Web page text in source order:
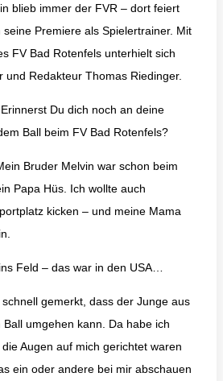
blieb immer der FVR – dort feiert
Premiere als Spielertrainer. Mit
FV Bad Rotenfels unterhielt sich
und Redakteur Thomas Riedinger.
Erinnerst Du dich noch an deine
Ball beim FV Bad Rotenfels?
Bruder Melvin war schon beim
Papa Hüs. Ich wollte auch
kicken – und meine Mama
Feld – das war in den USA…
gemerkt, dass der Junge aus
umgehen kann. Da habe ich
Augen auf mich gerichtet waren
ein oder andere bei mir abschauen